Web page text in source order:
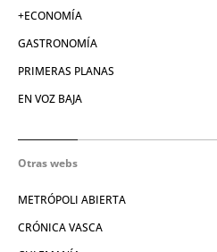
+ECONOMÍA
GASTRONOMÍA
PRIMERAS PLANAS
EN VOZ BAJA
Otras webs
METRÓPOLI ABIERTA
CRÓNICA VASCA